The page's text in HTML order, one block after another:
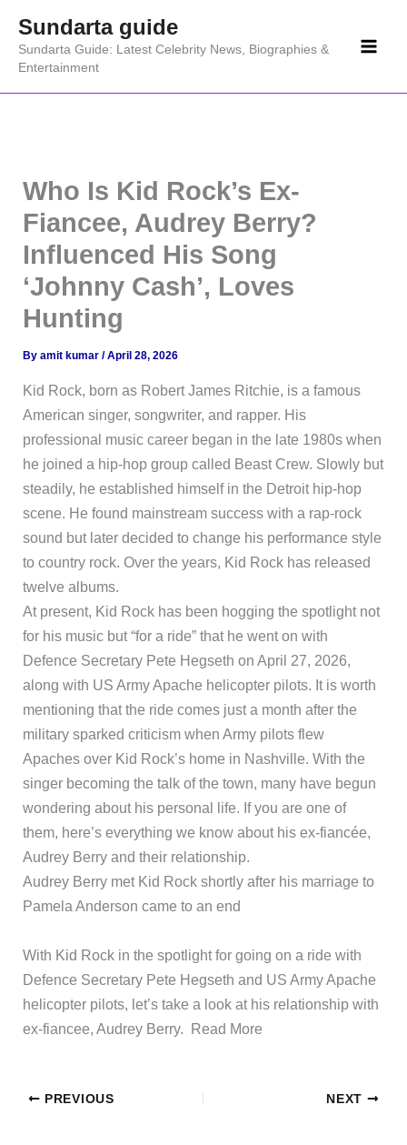
content
Sundarta guide
Sundarta Guide: Latest Celebrity News, Biographies &
Entertainment
Who Is Kid Rock’s Ex-
Fiancee, Audrey Berry?
Influenced His Song
‘Johnny Cash’, Loves
Hunting
Byamit kumar/April 28, 2026
Kid Rock, born as Robert James Ritchie, is a famous
American singer, songwriter, and rapper. His
professional music career began in the late 1980s when
he joined a hip-hop group called Beast Crew. Slowly but
steadily, he established himself in the Detroit hip-hop
scene. He found mainstream success with a rap-rock
sound but later decided to change his performance style
to country rock. Over the years, Kid Rock has released
twelve albums.
At present, Kid Rock has been hogging the spotlight not
for his music but “for a ride” that he went on with
Defence Secretary Pete Hegseth on April 27, 2026,
along with US Army Apache helicopter pilots. It is worth
mentioning that the ride comes just a month after the
military sparked criticism when Army pilots flew
Apaches over Kid Rock’s home in Nashville. With the
singer becoming the talk of the town, many have begun
wondering about his personal life. If you are one of
them, here’s everything we know about his ex-fiancée,
Audrey Berry and their relationship.
Audrey Berry met Kid Rock shortly after his marriage to
Pamela Anderson came to an end
​With Kid Rock in the spotlight for going on a ride with
Defence Secretary Pete Hegseth and US Army Apache
helicopter pilots, let’s take a look at his relationship with
ex-fiancee, Audrey Berry. ​Read More
PREVIOUS NEXT